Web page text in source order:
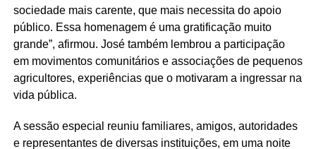
sociedade mais carente, que mais necessita do apoio
público. Essa homenagem é uma gratificação muito
grande”, afirmou. José também lembrou a participação
em movimentos comunitários e associações de pequenos
agricultores, experiências que o motivaram a ingressar na
vida pública.
A sessão especial reuniu familiares, amigos, autoridades
e representantes de diversas instituições, em uma noite